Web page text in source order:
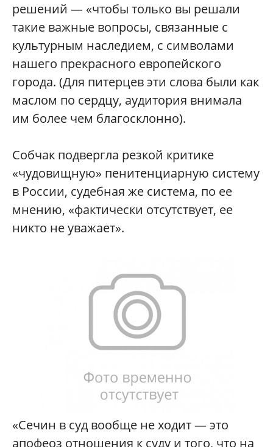
решений — «чтобы только вы решали
такие важные вопросы, связанные с
культурным наследием, с символами
нашего прекрасного европейского
города. (Для питерцев эти слова были как
маслом по сердцу, аудитория внимала
им более чем благосклонно).
Собчак подвергла резкой критике
«чудовищную» пенитенциарную систему
в России, судебная же система, по ее
мнению, «фактически отсутствует, ее
никто не уважает».
«Сечин в суд вообще не ходит — это
апофеоз отношения к суду и того, что на